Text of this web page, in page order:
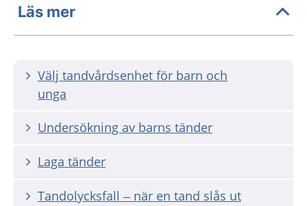
Läs mer
Välj tandvårdsenhet för barn och
unga
Undersökning av barns tänder
Laga tänder
Tandolycksfall – när en tand slås ut